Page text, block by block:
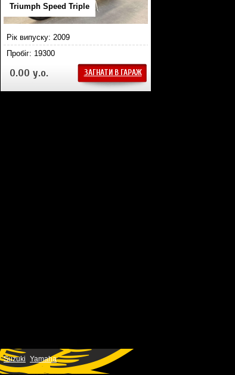
Triumph Speed Triple
Рік випуску: 2009
Пробіг: 19300
0.00 у.о. ЗАГНАТИ В ГАРАЖ
Suzuki Yamaha